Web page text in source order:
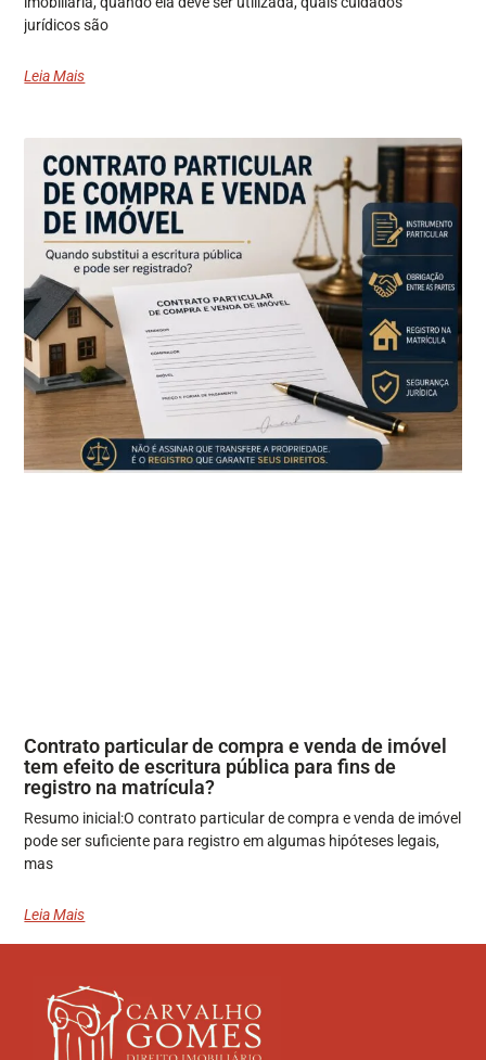
jurídicos são
Leia Mais
Contrato particular de compra e venda de imóvel
tem efeito de escritura pública para fins de
registro na matrícula?
Resumo inicial:O contrato particular de compra e venda de imóvel
pode ser suficiente para registro em algumas hipóteses legais,
mas
Leia Mais